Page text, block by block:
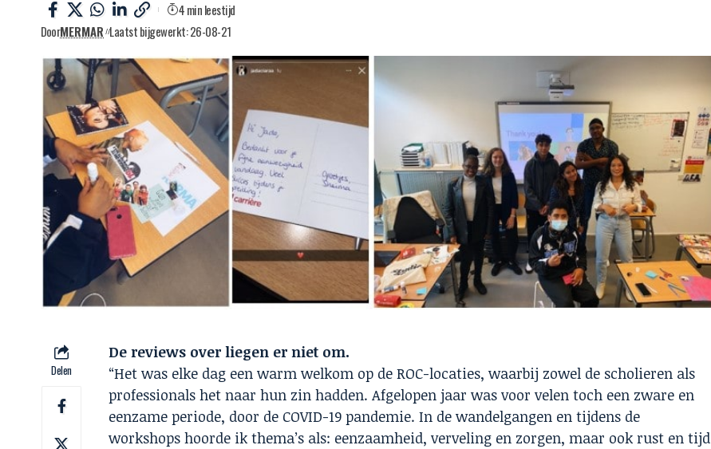
DoorMERMAR Laatst bijgewerkt: 26-08-21
4 min leestijd
Delen
De reviews over liegen er niet om.
“Het was elke dag een warm welkom op de ROC-locaties, waarbij zowel de scholieren als
professionals het naar hun zin hadden. Afgelopen jaar was voor velen toch een zware en
eenzame periode, door de COVID-19 pandemie. In de wandelgangen en tijdens de
workshops hoorde ik thema’s als: eenzaamheid, verveling en zorgen, maar ook rust en tijd